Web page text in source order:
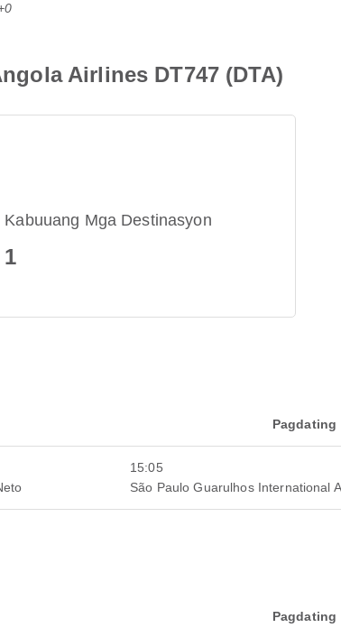
Airlines DT747 (DTA)
Kabuuang Mga Destinasyon
1
Pagdating
15:05
São Paulo Guarulhos International
Pagdating